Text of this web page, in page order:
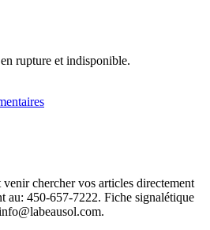
rupture et indisponible.
chercher vos articles directement
au: 450-657-7222. Fiche signalétique